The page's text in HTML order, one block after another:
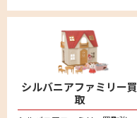
シルバニアファミリー買
取